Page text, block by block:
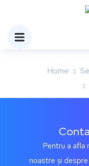
Home
Pentru a afla
noastre și